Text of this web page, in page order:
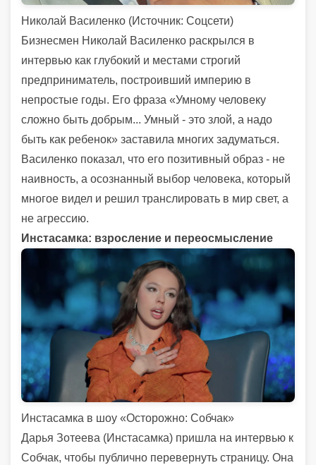
Николай Василенко (Источник: Соцсети)
Бизнесмен Николай Василенко раскрылся в
интервью как глубокий и местами строгий
предприниматель, построивший империю в
непростые годы. Его фраза «Умному человеку
сложно быть добрым... Умный - это злой, а надо
быть как ребенок» заставила многих задуматься.
Василенко показал, что его позитивный образ - не
наивность, а осознанный выбор человека, который
многое видел и решил транслировать в мир свет, а
не агрессию.
Инстасамка: взросление и переосмысление
Инстасамка в шоу «Осторожно: Собчак»
Дарья Зотеева (Инстасамка) пришла на интервью к
Собчак, чтобы публично перевернуть страницу. Она